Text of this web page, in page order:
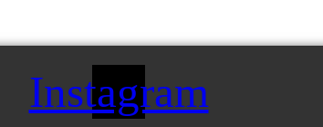
Instagram